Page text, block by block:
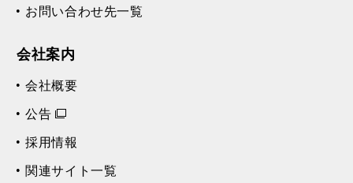
お問い合わせ先一覧
会社案内
会社概要
公告
採用情報
関連サイト一覧